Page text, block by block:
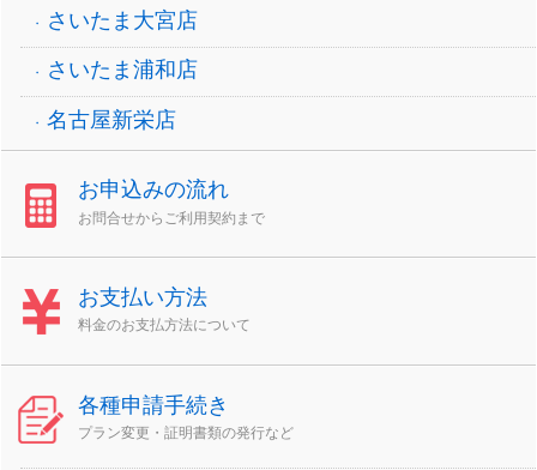
さいたま大宮店
さいたま浦和店
名古屋新栄店
お申込みの流れ
お問合せからご利用契約まで
お支払い方法
料金のお支払方法について
各種申請手続き
プラン変更・証明書類の発行など